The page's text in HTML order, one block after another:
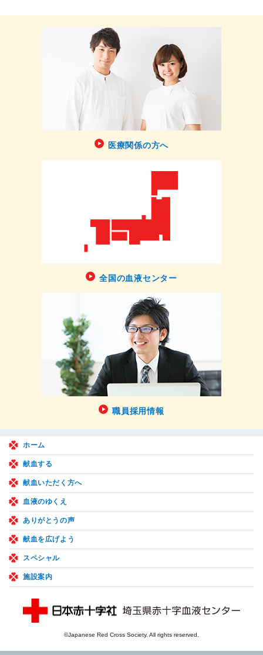
医療関係の方へ
全国の血液センター
職員採用情報
ホーム
献血する
献血いただく方へ
血液のゆくえ
ありがとうの声
献血を広げよう
スペシャル
施設案内
©Japanese Red Cross Society. All rights reserved.